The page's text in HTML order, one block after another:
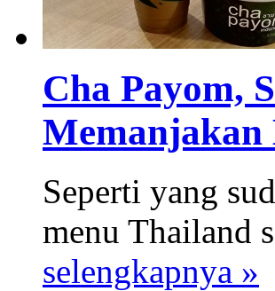
Cha Payom,
Seperti yang
menu Thailand
selengkapnya »